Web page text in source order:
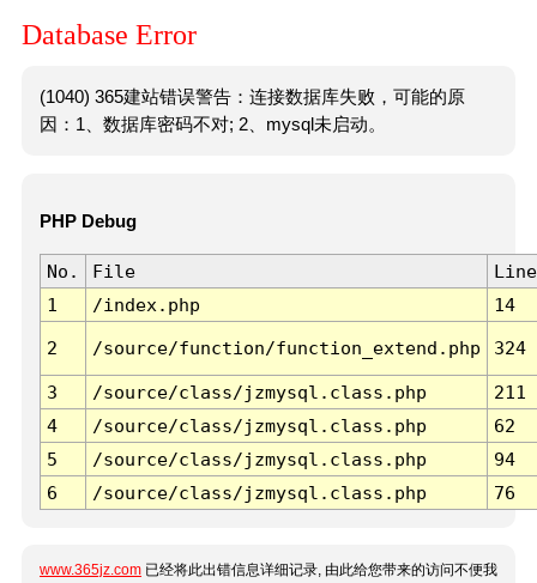
Database Error
(1040) 365建站错误警告：连接数据库失败，可能的原
因：1、数据库密码不对; 2、mysql未启动。
PHP Debug
No. File
Line
1
/index.php 14
2 /source/function/function_extend.php 324
3 /source/class/jzmysql.class.php
211
4
/source/class/jzmysql.class.php
62
5
/source/class/jzmysql.class.php
94
6
/source/class/jzmysql.class.php 76
www.365jz.com 已经将此出错信息详细记录, 由此给您带来的访问不便我